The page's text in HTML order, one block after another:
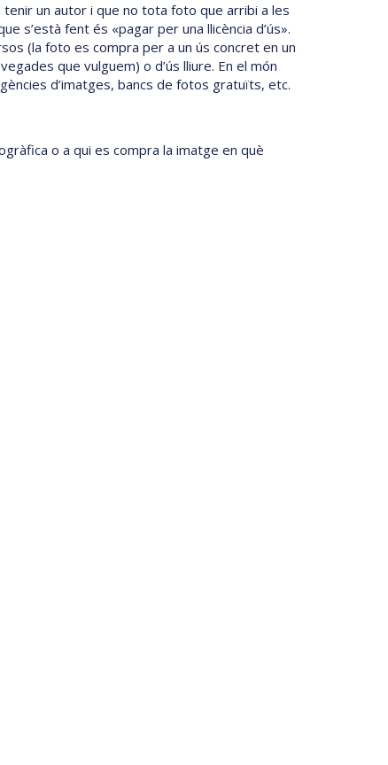
un autor i que no tota foto que arribi a les
s’està fent és «pagar per una llicència d’ús».
(la foto es compra per a un ús concret en un
que vulguem) o d’ús lliure. En el món
d’imatges, bancs de fotos gratuïts, etc.
o a qui es compra la imatge en què